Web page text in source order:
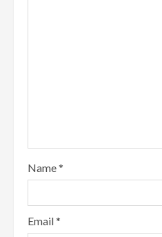
Name*
Email*